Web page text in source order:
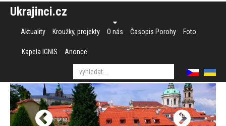
Ukrajinci.cz
Aktuality Kroužky, projekty O nás Časopis Porohy Foto
Kapela IGNIS Anonce